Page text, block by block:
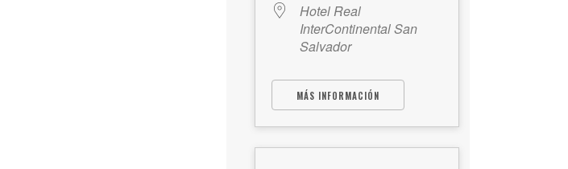
Hotel Real
InterContinental San
Salvador
MÁS INFORMACIÓN